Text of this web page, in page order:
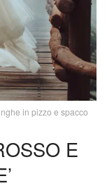
in pizzo e spacco
E